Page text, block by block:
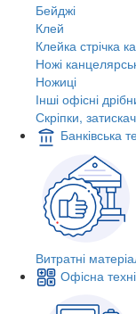
Бейджі
Клей
Клейка стрічка
Ножі
Ножиці
Інші офісні
Скріпки,
Банківська
Витратні
Офісна